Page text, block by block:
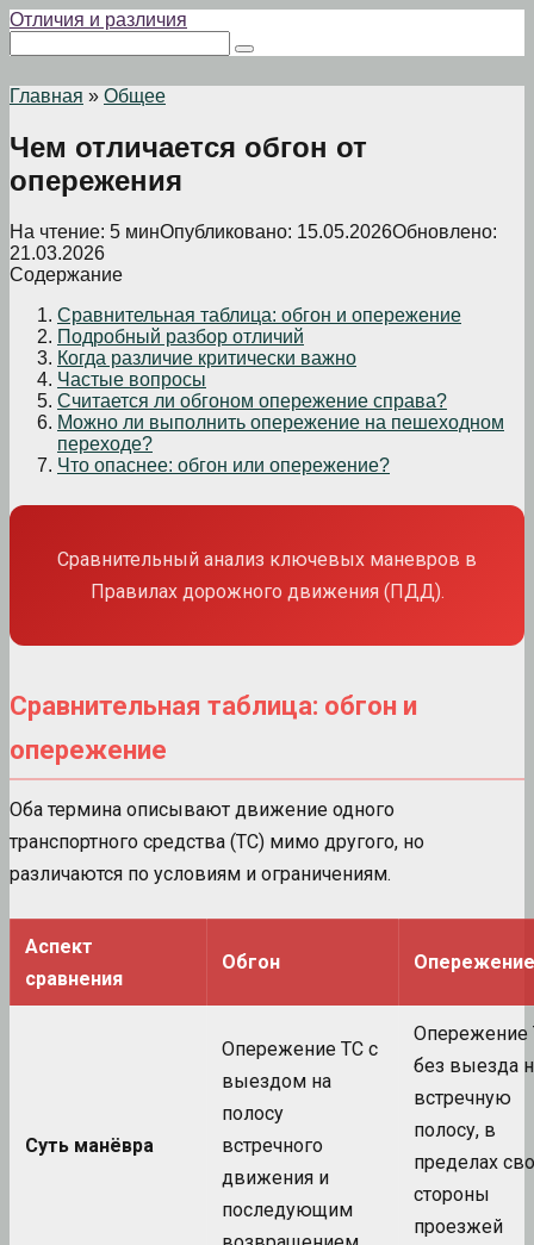
Перейти
контенту
Отличия и различия
Главная » Общее
Чем отличается обгон от
опережения
На чтение: 5 минОпубликовано: 15.05.2026Обновлено:
21.03.2026
Содержание
Сравнительная таблица: обгон и опережение
Подробный разбор отличий
Когда различие критически важно
Частые вопросы
Считается ли обгоном опережение справа?
Можно ли выполнить опережение на пешеходном
переходе?
Что опаснее: обгон или опережение?
Сравнительный анализ ключевых маневров в
Правилах дорожного движения (ПДД).
Сравнительная таблица: обгон и
опережение
Оба термина описывают движение одного
транспортного средства (ТС) мимо другого, но
различаются по условиям и ограничениям.
Аспект
сравнения
Обгон Опережение
Суть манёвра
Опережение ТС с
выездом на
полосу
встречного
движения и
последующим
Опережение
без выезда
встречную
полосу, в
пределах
стороны
проезжей